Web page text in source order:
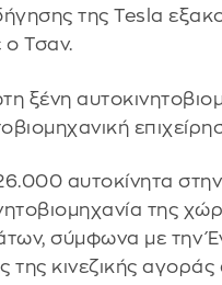
της Tesla
ο Τσαν.
ξένη
αυτοκίνητα
της
σύμφωνα με την
κινεζικής αγοράς